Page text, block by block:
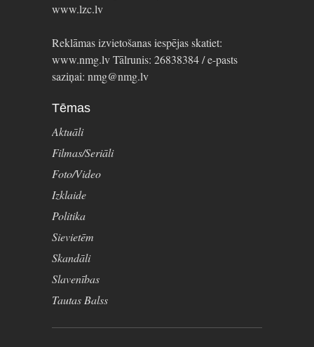
www.lzc.lv
Reklāmas izvietošanas iespējas skatiet:
www.nmg.lv Tālrunis: 26838384 / e-pasts
saziņai: nmg@nmg.lv
Tēmas
Aktuāli
Filmas/Seriāli
Foto/Video
Izklaide
Politika
Sievietēm
Skandāli
Slavenības
Tautas Balss